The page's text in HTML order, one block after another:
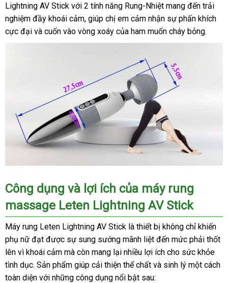
Lightning AV Stick với 2 tính năng Rung-Nhiệt mang đến trải
nghiệm đầy khoái cảm, giúp chị em cảm nhận sự phấn khích
cực đại và cuốn vào vòng xoáy của ham muốn cháy bỏng.
Công dụng và lợi ích của máy rung
massage Leten Lightning AV Stick
Máy rung Leten Lightning AV Stick là thiết bị không chỉ khiến
phụ nữ đạt được sự sung sướng mãnh liệt đến mức phải thốt
lên vì khoái cảm mà còn mang lại nhiều lợi ích cho sức khỏe
tình dục. Sản phẩm giúp cải thiện thể chất và sinh lý một cách
toàn diện với những công dụng nổi bật sau: